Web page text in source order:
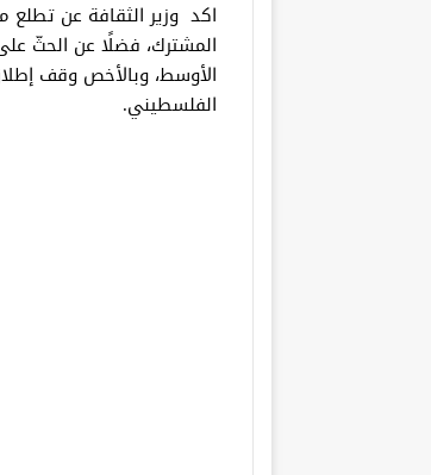
اكد وزير الثقافة عن تطلع
المشترك، فضلًا عن الحثّ
الأوسط، وبالأخص وقف
الفلسطيني.